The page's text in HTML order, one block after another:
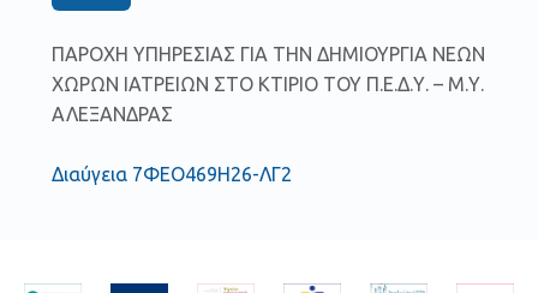
ΠΑΡΟΧΗ ΥΠΗΡΕΣΙΑΣ ΓΙΑ ΤΗΝ ΔΗΜΙΟΥΡΓΙΑ ΝΕΩΝ
ΧΩΡΩΝ ΙΑΤΡΕΙΩΝ ΣΤΟ ΚΤΙΡΙΟ ΤΟΥ Π.Ε.Δ.Υ. – Μ.Υ.
ΑΛΕΞΑΝΔΡΑΣ
Διαύγεια 7ΦΕΟ469Η26-ΛΓ2